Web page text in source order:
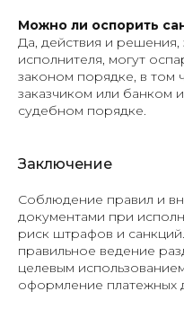
Можно ли оспорить
Да, действия и
исполнителя, могут
законом порядке, в том
заказчиком или банком
судебном порядке.
Заключение
Соблюдение правил и
документами при
риск штрафов и
правильное ведение
целевым
оформление платежных